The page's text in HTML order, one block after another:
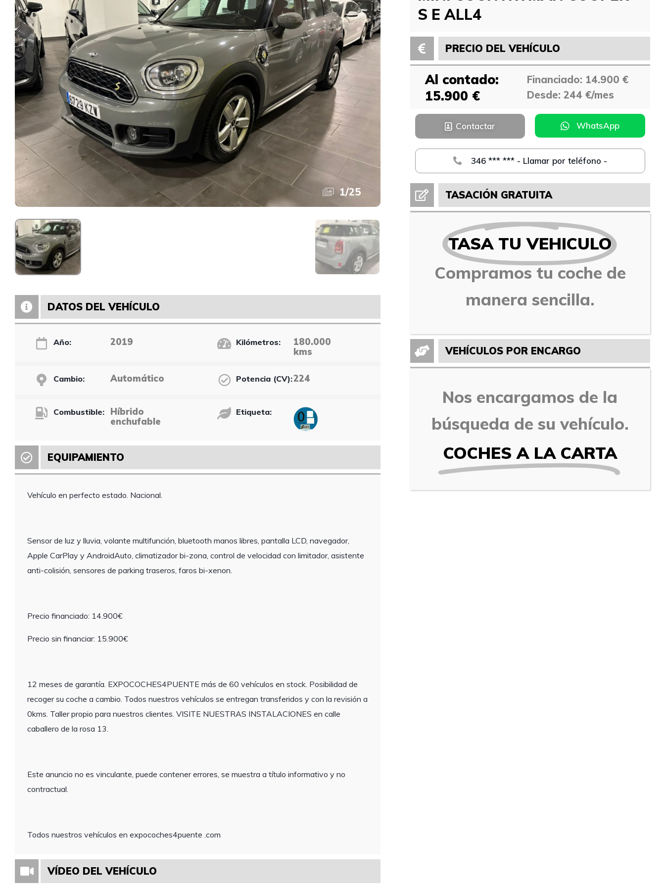
1/25
DATOS DEL VEHÍCULO
Año: 2019 Kilómetros:
180.000
kms
Cambio: Automático Potencia (CV):224
Combustible:
Híbrido
enchufable
Etiqueta:
EQUIPAMIENTO
Vehículo en perfecto estado. Nacional.
Sensor de luz y lluvia, volante multifunción, bluetooth manos libres, pantalla LCD, navegador,
Apple CarPlay y AndroidAuto, climatizador bi-zona, control de velocidad con limitador, asistente
anti-colisión, sensores de parking traseros, faros bi-xenon.
Precio financiado: 14.900€
Precio sin financiar: 15.900€
12 meses de garantía. EXPOCOCHES4PUENTE más de 60 vehículos en stock. Posibilidad de
recoger su coche a cambio. Todos nuestros vehículos se entregan transferidos y con la revisión a
0kms. Taller propio para nuestros clientes. VISITE NUESTRAS INSTALACIONES en calle
caballero de la rosa 13.
Este anuncio no es vinculante, puede contener errores, se muestra a título informativo y no
contractual.
Todos nuestros vehículos en expocoches4puente .com
VÍDEO DEL VEHÍCULO
S E ALL4
PRECIO DEL VEHÍCULO
Al contado:
15.900 €
Financiado: 14.900 €
Desde: 244 €/mes
Contactar WhatsApp
346 *** *** - Llamar por teléfono -
TASACIÓN GRATUITA
TASA TU VEHICULO
Compramos tu coche de
manera sencilla.
VEHÍCULOS POR ENCARGO
Nos encargamos de la
búsqueda de su vehículo.
COCHES A LA CARTA